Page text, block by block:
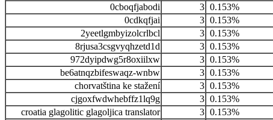
0cboqfjabodi
3 0.153%
0cdkqfjai
3 0.153%
2yeetlgmbyizolcrlbcl
3 0.153%
8rjusa3csgvyqhzetd1d
3 0.153%
972dyipdwg5r8oxiilxw
3 0.153%
be6atnqzbifeswaqz-wnbw
3 0.153%
chorvatština ke stažení
3 0.153%
cjgoxfwdwhebffz1lq9g
3 0.153%
croatia glagolitic glagoljica translator
3 0.153%